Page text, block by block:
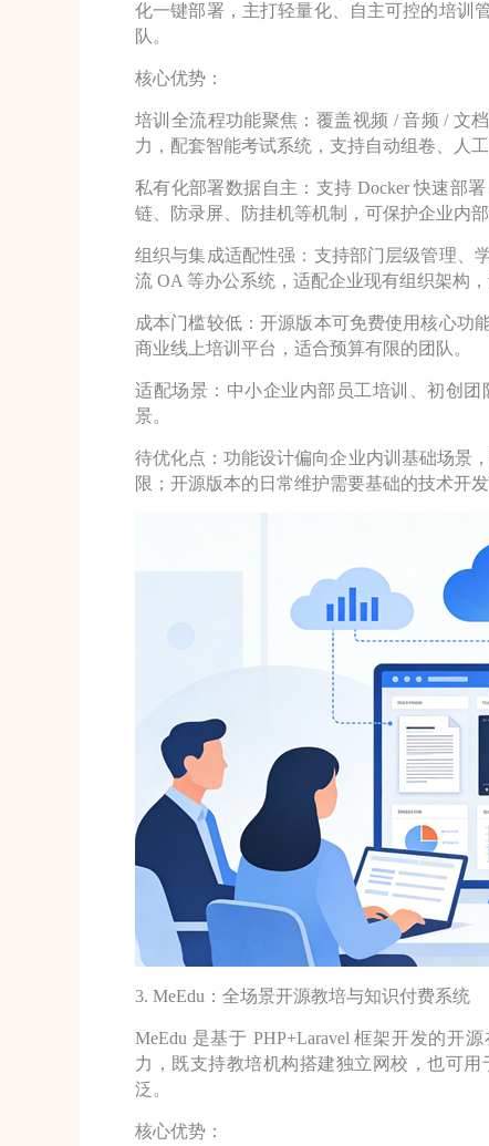
化一键部署，主打轻量化、自主可控的培训
队。
核心优势：
培训全流程功能聚焦：覆盖视频 / 音频 / 文
力，配套智能考试系统，支持自动组卷、人
私有化部署数据自主：支持 Docker 快速部
链、防录屏、防挂机等机制，可保护企业内
组织与集成适配性强：支持部门层级管理、
流 OA 等办公系统，适配企业现有组织架构
成本门槛较低：开源版本可免费使用核心功
商业线上培训平台，适合预算有限的团队。
适配场景：中小企业内部员工培训、初创
景。
待优化点：功能设计偏向企业内训基础场景
限；开源版本的日常维护需要基础的技术开发
3. MeEdu：全场景开源教培与知识付费系统
MeEdu 是基于 PHP+Laravel 框架开发的开
力，既支持教培机构搭建独立网校，也可
泛。
核心优势：